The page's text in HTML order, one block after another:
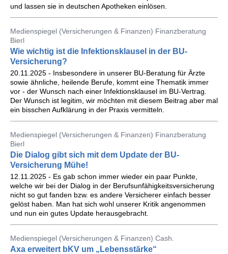
und lassen sie in deutschen Apotheken einlösen.
Medienspiegel (Versicherungen & Finanzen) Finanzberatung
Bierl
Wie wichtig ist die Infektionsklausel in der BU-
Versicherung?
20.11.2025 - Insbesondere in unserer BU-Beratung für Ärzte
sowie ähnliche, heilende Berufe, kommt eine Thematik immer
vor - der Wunsch nach einer Infektionsklausel im BU-Vertrag.
Der Wunsch ist legitim, wir möchten mit diesem Beitrag aber mal
ein bisschen Aufklärung in der Praxis vermitteln.
Medienspiegel (Versicherungen & Finanzen) Finanzberatung
Bierl
Die Dialog gibt sich mit dem Update der BU-
Versicherung Mühe!
12.11.2025 - Es gab schon immer wieder ein paar Punkte,
welche wir bei der Dialog in der Berufsunfähigkeitsversicherung
nicht so gut fanden bzw. es andere Versicherer einfach besser
gelöst haben. Man hat sich wohl unserer Kritik angenommen
und nun ein gutes Update herausgebracht.
Medienspiegel (Versicherungen & Finanzen) Cash.
Axa erweitert bKV um „Lebensstärke“